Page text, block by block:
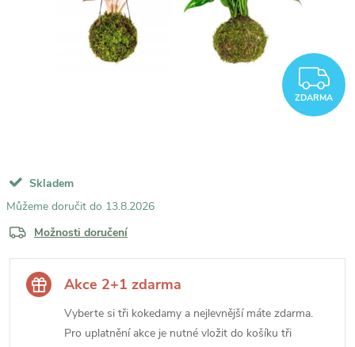
ZDARMA
Skladem
13.8.2026
Možnosti doručení
Akce 2+1 zdarma
Vyberte si tři kokedamy a nejlevnější máte zdarma.
Pro uplatnění akce je nutné vložit do košíku tři